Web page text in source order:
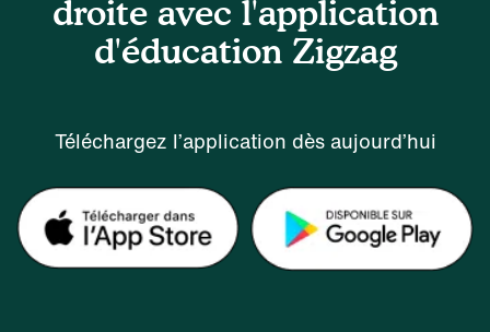
droite avec l'application
d'éducation Zigzag
Téléchargez l’application dès aujourd’hui